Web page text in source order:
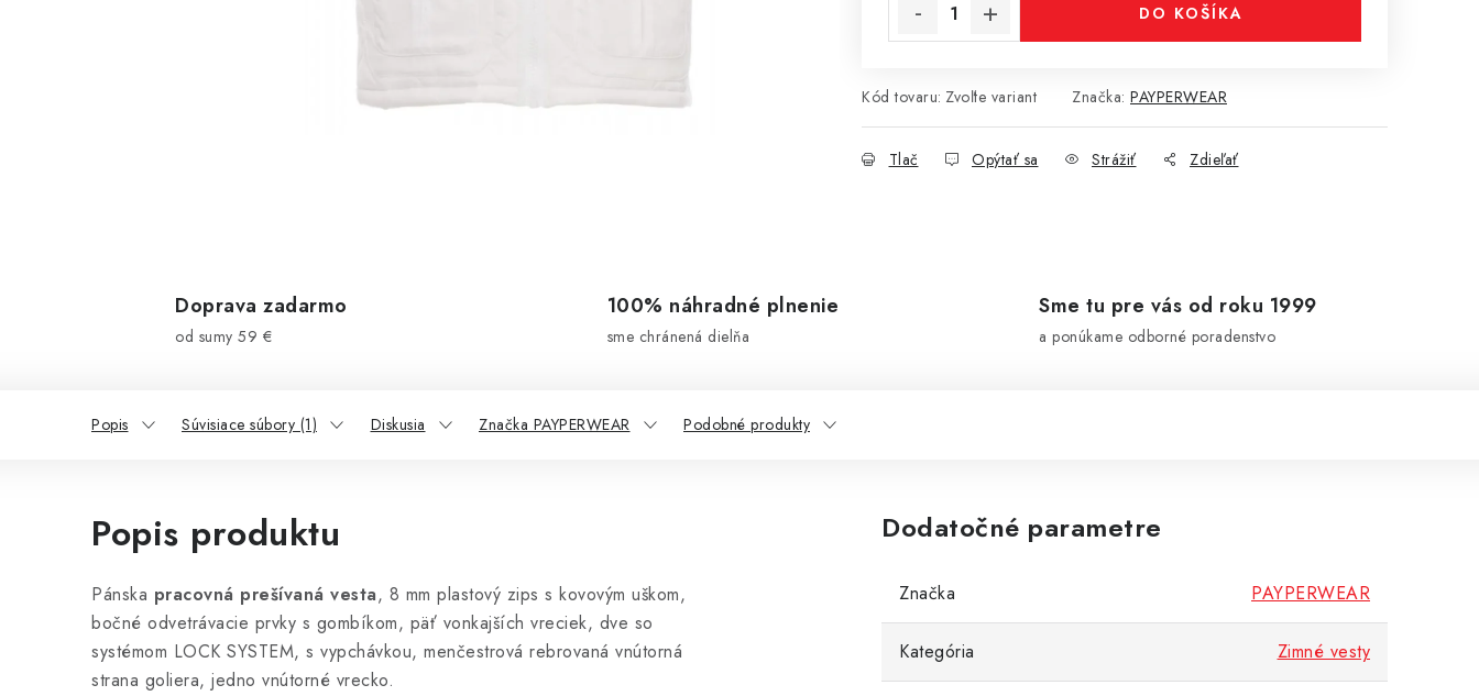
DO KOŠÍKA
Kód tovaru: Zvoľte variant Značka: PAYPERWEAR
Tlač Opýtať sa Strážiť Zdieľať
Doprava zadarmo
od sumy 59 €
100% náhradné plnenie
sme chránená dielňa
Sme tu pre vás od roku 1999
a ponúkame odborné poradenstvo
Popis Súvisiace súbory (1) Diskusia Značka PAYPERWEAR Podobné produkty
Popis produktu
Pánska pracovná prešívaná vesta, 8 mm plastový zips s kovovým uškom,
bočné odvetrávacie prvky s gombíkom, päť vonkajších vreciek, dve so
systémom LOCK SYSTEM, s vypchávkou, menčestrová rebrovaná vnútorná
strana goliera, jedno vnútorné vrecko.
Dodatočné parametre
Značka PAYPERWEAR
Kategória Zimné vesty